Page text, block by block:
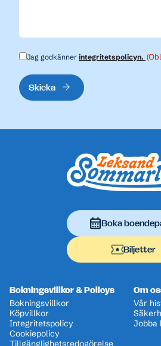
Samtycke
Jag godkänner integritetspolicyn.
Skicka
Boka
Biljetter
Bokningsvillkor & Policys
Bokningsvillkor
Köpvillkor
Integritetspolicy
Cookiepolicy
Tillgänglighetsredogörelse
Om
Vår
Jobba